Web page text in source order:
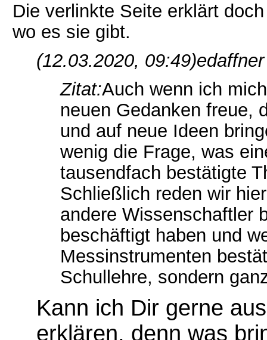
Die verlinkte Seite erklärt
wo es sie gibt.
(12.03.2020, 09:49)
Zitat:Auch wenn ich
neuen Gedanken freue,
und auf neue Ideen
wenig die Frage, was
tausendfach bestätigte
Schließlich reden wir
andere Wissenschaftler
beschäftigt haben und
Messinstrumenten
Schullehre, sondern
Kann ich Dir gerne
erklären, denn was